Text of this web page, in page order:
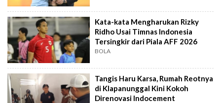
Kata-kata Mengharukan Rizky
Ridho Usai Timnas Indonesia
Tersingkir dari Piala AFF 2026
BOLA
Tangis Haru Karsa, Rumah Reotnya
di Klapanunggal Kini Kokoh
Direnovasi Indocement